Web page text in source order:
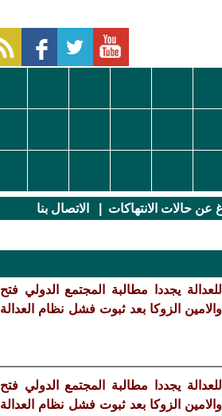
عن حالات الانتهاكات الاتصال بنا
يجددا مطالبة المجتمع الدولي فتح
الزوكا بعد ثبوت فشل نظام العدالة
يجددا مطالبة المجتمع الدولي فتح
الزوكا بعد ثبوت فشل نظام العدالة